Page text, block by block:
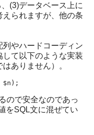
(3)データベース上に
られますが、他の条
やハードコーディン
て以下のような実装
ありません）。
$n);
ので安全なのであっ
をSQL文に混ぜてい